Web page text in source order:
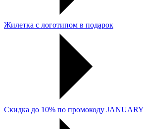
Жилетка с логотипом в подарок
Скидка до 10% по промокоду JANUARY